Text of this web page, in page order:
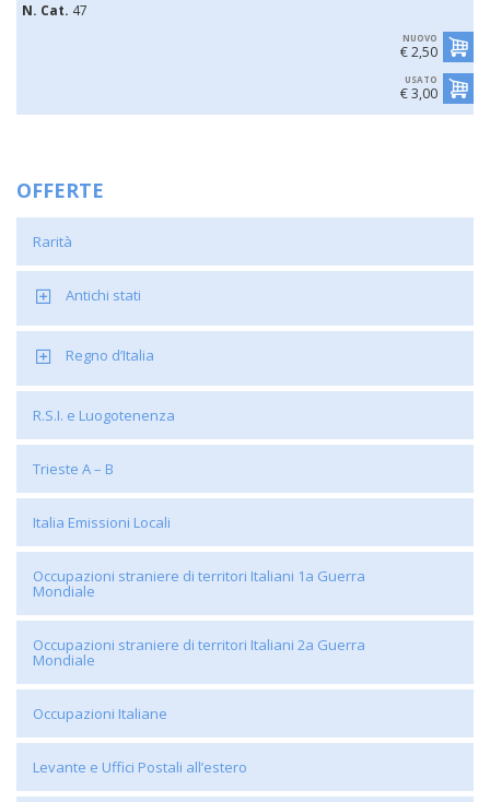
OFFERTE
Rarità
Antichi stati
Regno d’Italia
R.S.I. e Luogotenenza
Trieste A – B
Italia Emissioni Locali
Occupazioni straniere di territori Italiani 1a Guerra
Mondiale
Occupazioni straniere di territori Italiani 2a Guerra
Mondiale
Occupazioni Italiane
Levante e Uffici Postali all’estero
N. Cat. 47
NUOVO
€ 2,50
USATO
€ 3,00